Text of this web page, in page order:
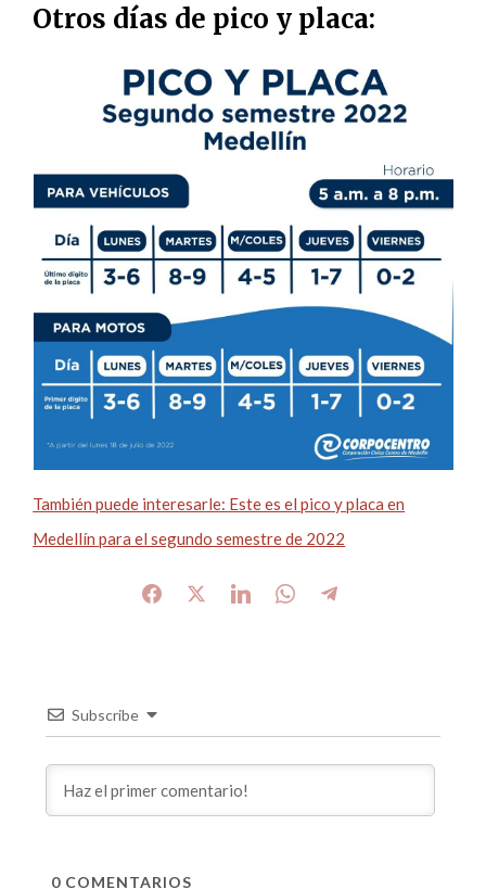
Otros días de pico y placa:
También puede interesarle: Este es el pico y placa en
Medellín para el segundo semestre de 2022
Subscribe
0COMENTARIOS